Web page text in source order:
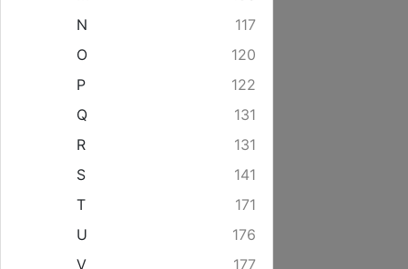
N
117
O
120
P
122
Q
131
R
131
S
141
T
171
U
176
V
177